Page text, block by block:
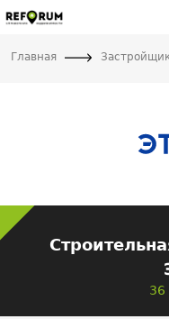
Главная